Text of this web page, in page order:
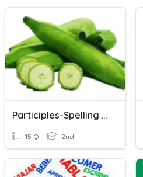
Participles-Spelling Rules
15 Q 2nd